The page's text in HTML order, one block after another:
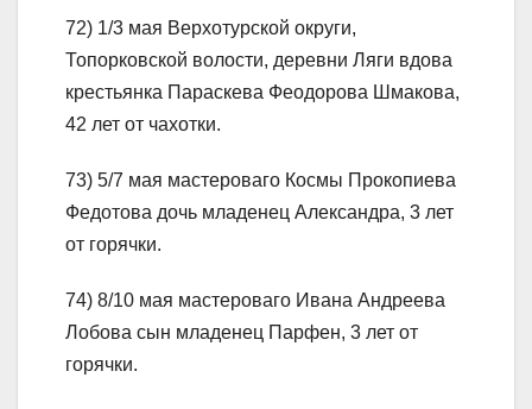
72) 1/3 мая Верхотурской округи,
Топорковской волости, деревни Ляги вдова
крестьянка Параскева Феодорова Шмакова,
42 лет от чахотки.
73) 5/7 мая мастероваго Космы Прокопиева
Федотова дочь младенец Александра, 3 лет
от горячки.
74) 8/10 мая мастероваго Ивана Андреева
Лобова сын младенец Парфен, 3 лет от
горячки.